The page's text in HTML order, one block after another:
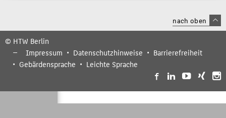
nach oben
© HTW Berlin
Impressum
Datenschutzhinweise
Barrierefreiheit
Gebärdensprache
Leichte Sprache